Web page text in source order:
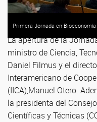
Primera Jornada en
La apertura de la
ministro de Ciencia,
Daniel Filmus y el
Interamericano de
(IICA),Manuel Otero.
la presidenta del
Científicas y Técnicas